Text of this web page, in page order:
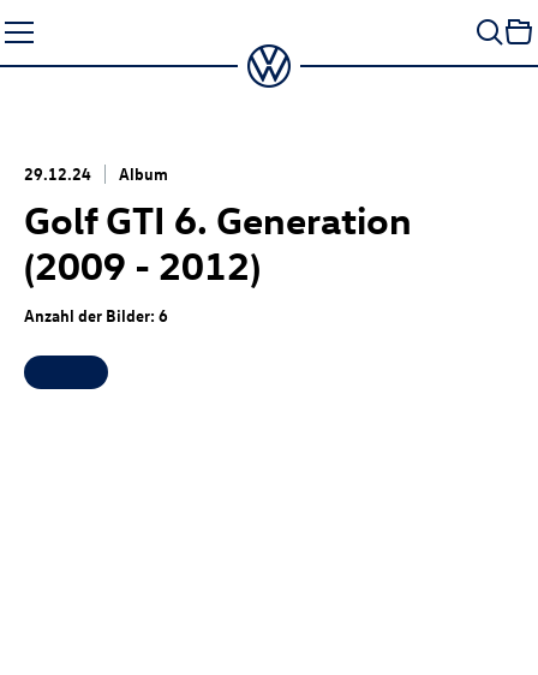
Seiteninhalt
springen
29.12.24 Album
Golf GTI 6. Generation
(2009 - 2012)
Anzahl der Bilder: 6